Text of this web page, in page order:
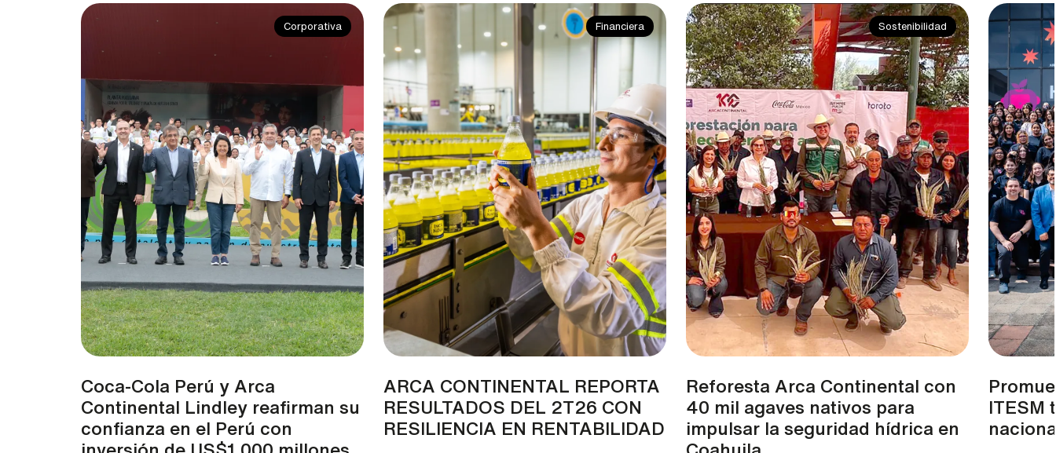
Corporativa
Coca-Cola Perú y Arca
Continental Lindley reafirman su
confianza en el Perú con
inversión de US$1,000 millones
Financiera
ARCA CONTINENTAL REPORTA
RESULTADOS DEL 2T26 CON
RESILIENCIA EN RENTABILIDAD
Sostenibilidad
Reforesta Arca Continental con
40 mil agaves nativos para
impulsar la seguridad hídrica en
Coahuila
ITESM